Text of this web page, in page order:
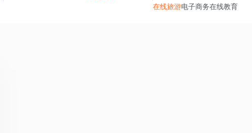
在线旅游电子商务在线教育